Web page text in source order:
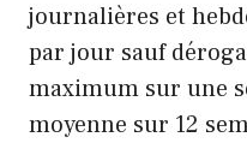
journalières et
par jour sauf
maximum sur une
moyenne sur 12